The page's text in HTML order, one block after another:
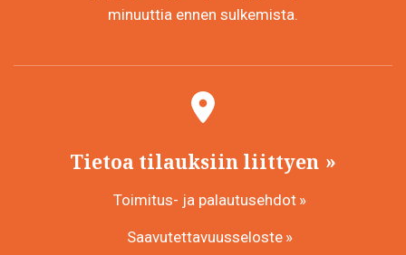
minuuttia ennen sulkemista.
Tietoa tilauksiin liittyen
Toimitus- ja palautusehdot
Saavutettavuusseloste